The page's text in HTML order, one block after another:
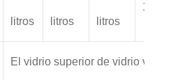
litros litros litros
100
El vidrio superior de vidrio